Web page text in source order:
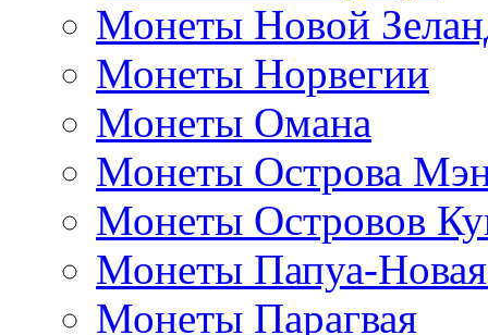
Монеты Новой
Монеты Норвегии
Монеты Омана
Монеты Острова
Монеты Островов
Монеты Папуа-
Монеты Парагвая